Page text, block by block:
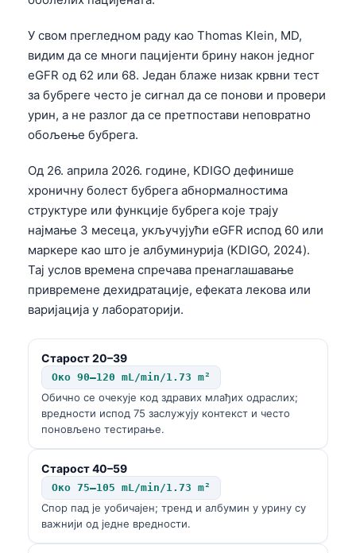
У свом прегледном раду као Thomas Klein, MD,
видим да се многи пацијенти брину након једног
eGFR од 62 или 68. Један блаже низак крвни тест
за бубреге често је сигнал да се понови и провери
урин, а не разлог да се претпостави неповратно
обољење бубрега.
Од 26. априла 2026. године, KDIGO дефинише
хроничну болест бубрега абнормалностима
структуре или функције бубрега које трају
најмање 3 месеца, укључујући eGFR испод 60 или
маркере као што је албуминурија (KDIGO, 2024).
Тај услов времена спречава пренаглашавање
привремене дехидратације, ефеката лекова или
варијација у лабораторији.
Старост 20–39
Око 90–120 mL/min/1.73 m²
Обично се очекује код здравих млађих одраслих;
вредности испод 75 заслужују контекст и често
поновљено тестирање.
Старост 40–59
Око 75–105 mL/min/1.73 m²
Спор пад је уобичајен; тренд и албумин у урину су
важнији од једне вредности.